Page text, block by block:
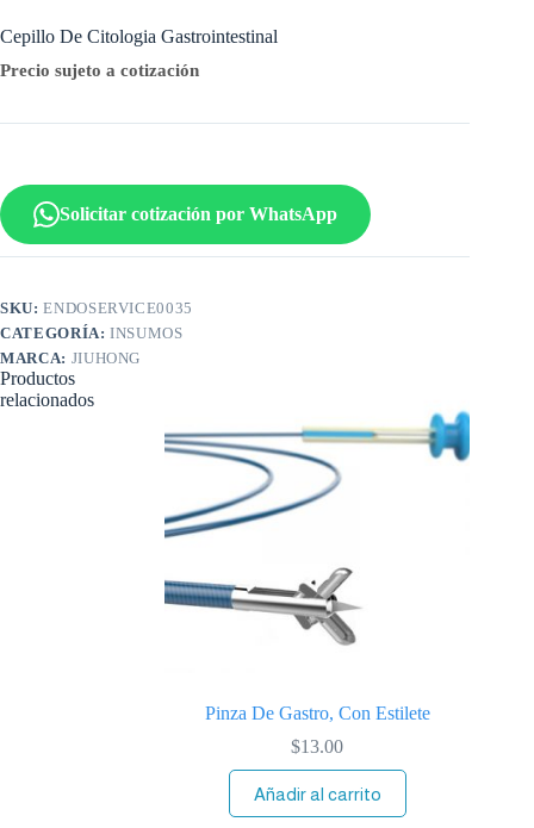
Cepillo De Citologia Gastrointestinal
Precio sujeto a cotización
Solicitar cotización por WhatsApp
SKU:ENDOSERVICE0035
CATEGORÍA:INSUMOS
MARCA: JIUHONG
Productos
relacionados
Pinza De Gastro, Con Estilete
$13.00
Añadir al carrito